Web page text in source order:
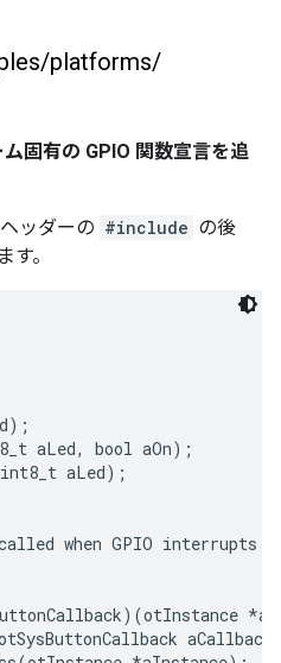
/platforms/
固有の GPIO 関数宣言を追
ヘッダーの #include の後
。
aLed, bool aOn);
aLed);
when GPIO interrupts